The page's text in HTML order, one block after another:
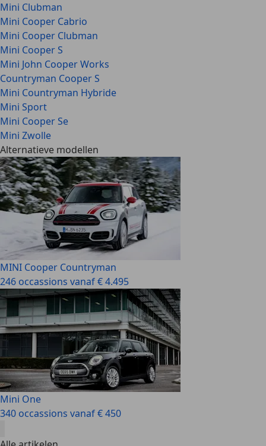
Mini Clubman
Mini Cooper Cabrio
Mini Cooper Clubman
Mini Cooper S
Mini John Cooper Works
Countryman Cooper S
Mini Countryman Hybride
Mini Sport
Mini Cooper Se
Mini Zwolle
Alternatieve modellen
MINI Cooper Countryman
246 occassions vanaf € 4.495
Mini One
340 occassions vanaf € 450